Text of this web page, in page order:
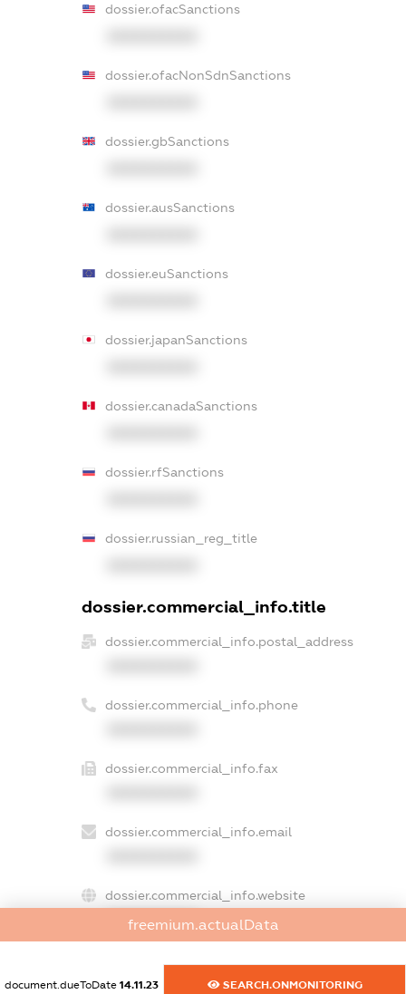
dossier.ofacSanctions
dossier.ofacNonSdnSanctions
dossier.gbSanctions
dossier.ausSanctions
dossier.euSanctions
dossier.japanSanctions
dossier.canadaSanctions
dossier.rfSanctions
dossier.russian_reg_title
dossier.commercial_info.title
dossier.commercial_info.postal_address
dossier.commercial_info.phone
dossier.commercial_info.fax
dossier.commercial_info.email
dossier.commercial_info.website
XXXXXXXXXX
XXXXXXXXXX
freemium.actualData
document.dueToDate 14.11.23 SEARCH.ONMONITORING